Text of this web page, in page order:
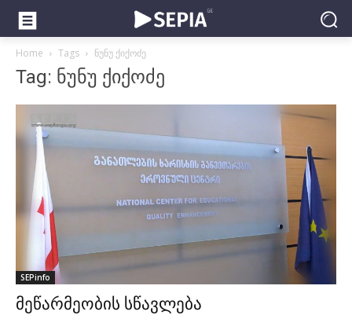
Home Tags ნუნუ ქიქოძე
Tag: ნუნუ ქიქოძე
SEPinfo
მეწარმეობის სწავლება